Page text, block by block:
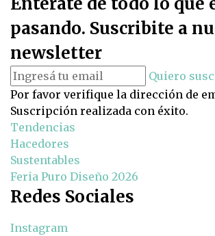
pasando. Suscribite a
newsletter
Quiero
Por favor verifique la dirección de
Suscripción realizada con éxito.
Tendencias
Hacedores
Sustentables
Feria Puro Diseño 2026
Redes Sociales
Instagram